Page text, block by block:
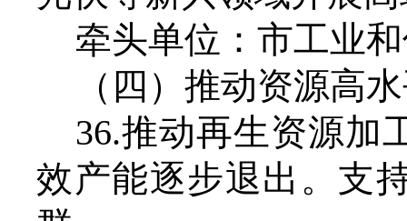
牵头单位：市工业
（四）推动资源高
36.推动再生资源加
效产能逐步退出。支